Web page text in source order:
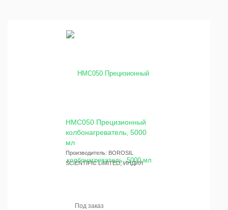
HMC050 Прецизионный
колбонагреватель, 5000
мл
Производитель: BOROSIL
SCIENTIFIC LIMITED, ИНДИЯ
Под заказ